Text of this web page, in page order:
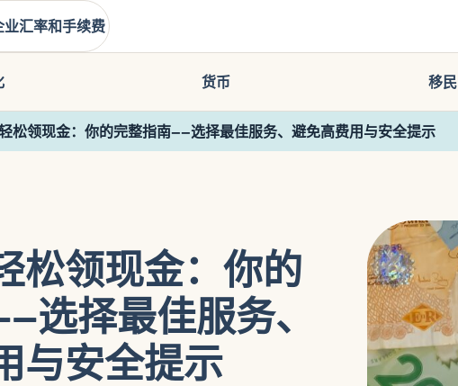
业汇率和手续费
货币 移民
松领现金：你的完整指南——选择最佳服务、避免高费用与安全提示
松领现金：你的
选择最佳服务、
与安全提示